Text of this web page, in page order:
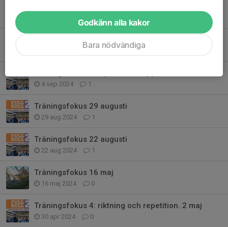
0
4 sep 2024 1
Träningsfokus 29 augusti
29 aug 2024 1
Träningsfokus 22 augusti
22 aug 2024 1
Träningsfokus 16 maj
16 maj 2024 0
Träningsfokus 4: riktning och repetition. 2 maj
30 apr 2024 0
Godkänn alla kakor
Bara nödvändiga